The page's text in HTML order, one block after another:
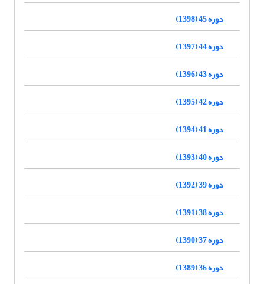
دوره 45 (1398)
دوره 44 (1397)
دوره 43 (1396)
دوره 42 (1395)
دوره 41 (1394)
دوره 40 (1393)
دوره 39 (1392)
دوره 38 (1391)
دوره 37 (1390)
دوره 36 (1389)